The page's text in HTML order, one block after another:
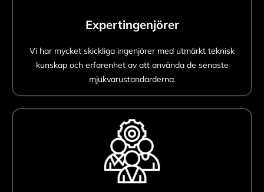
Expertingenjörer
Vi har mycket skickliga ingenjörer med utmärkt teknisk
kunskap och erfarenhet av att använda de senaste
mjukvarustandarderna.